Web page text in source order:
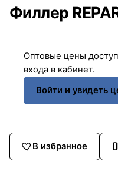
Филлер
Оптовые цены
входа в кабинет.
Войти и увидеть
В избранное